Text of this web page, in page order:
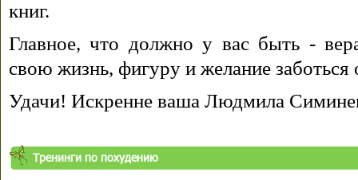
книг.
Главное, что должно у вас быть -
свою жизнь, фигуру и желание заботься
Удачи! Искренне ваша Людмила
Тренинги по похудению